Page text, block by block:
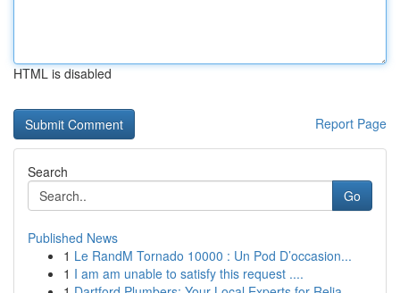
HTML is disabled
Report Page
Search
Go
Published News
1 Le RandM Tornado 10000 : Un Pod D’occasion...
1 I am am unable to satisfy this request ....